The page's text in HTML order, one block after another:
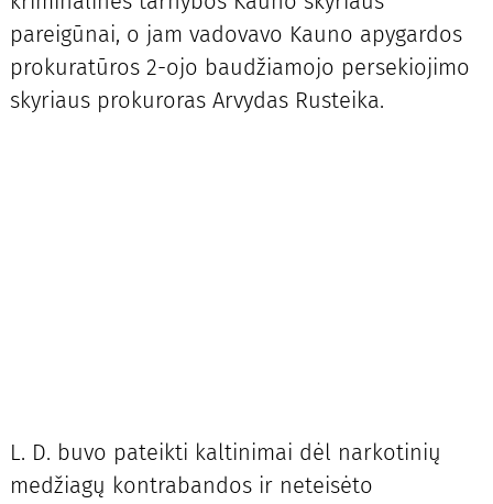
pareigūnai, o jam vadovavo Kauno apygardos
prokuratūros 2-ojo baudžiamojo persekiojimo
skyriaus prokuroras Arvydas Rusteika.
L. D. buvo pateikti kaltinimai dėl narkotinių
medžiagų kontrabandos ir neteisėto